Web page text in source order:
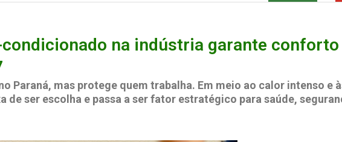
na indústria garante
Paraná, mas protege quem trabalha. Em meio ao calor intenso e
de ser escolha e passa a ser fator estratégico para saúde,